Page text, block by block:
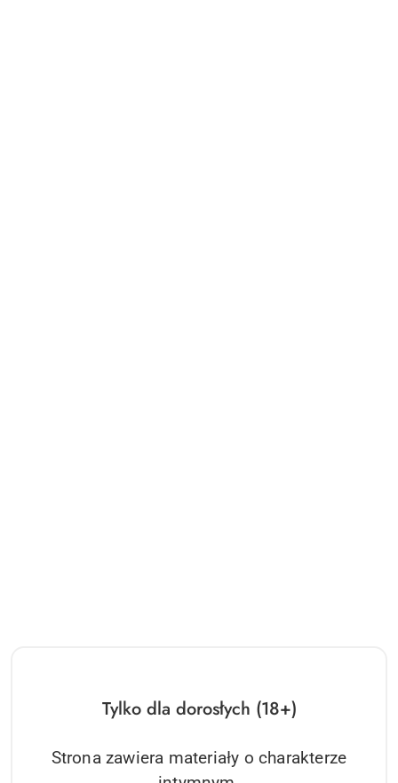
Tylko dla dorosłych (18+)
Strona zawiera materiały o charakterze